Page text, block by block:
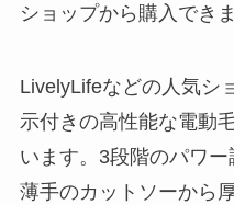
ショップから購入できま
LivelyLifeなどの人気シ
示付きの高性能な電動
います。3段階のパワー
薄手のカットソーから